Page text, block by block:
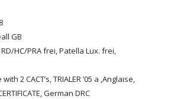
GB
RD/HC/PRA frei, Patella Lux. frei,
2 CACT’s, TRIALER ’05 a ‚Anglaise,
German DRC